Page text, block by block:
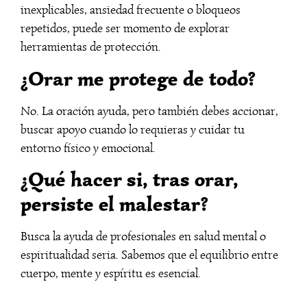
inexplicables, ansiedad frecuente o bloqueos
repetidos, puede ser momento de explorar
herramientas de protección.
¿Orar me protege de todo?
No. La oración ayuda, pero también debes accionar,
buscar apoyo cuando lo requieras y cuidar tu
entorno físico y emocional.
¿Qué hacer si, tras orar,
persiste el malestar?
Busca la ayuda de profesionales en salud mental o
espiritualidad seria. Sabemos que el equilibrio entre
cuerpo, mente y espíritu es esencial.